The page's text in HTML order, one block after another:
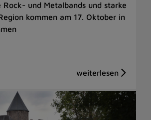
Rock- und Metalbands und starke
kommen am 17. Oktober in